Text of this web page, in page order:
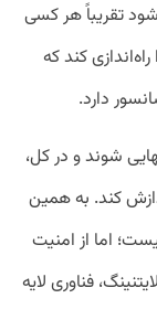
تقریباً هر کسی
کند که
دارد.
شوند و در کل،
کند. به همین
اما از امنیت
فناوری لایه